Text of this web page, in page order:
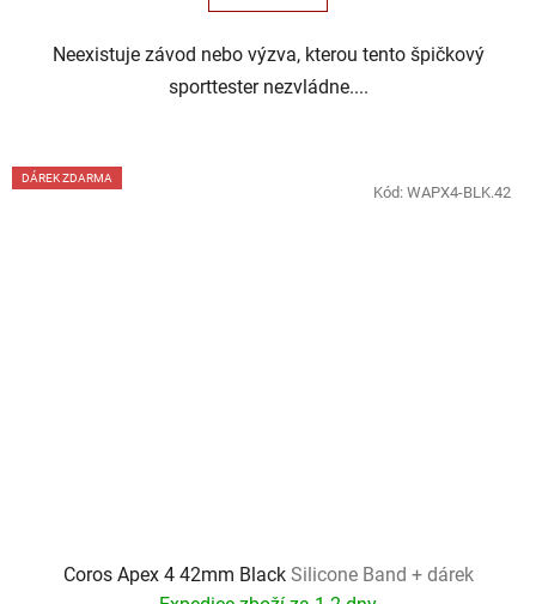
Neexistuje závod nebo výzva, kterou tento špičkový
sporttester nezvládne....
DÁREK ZDARMA
Coros Apex 4 42mm Black Silicone Band + dárek
Kód: WAPX4-BLK.42